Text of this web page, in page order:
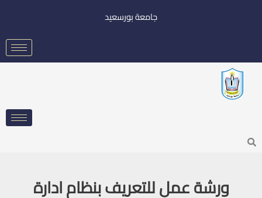
جامعة بورسعيد
Search
ورشة عمل للتعريف بنظام ادارة